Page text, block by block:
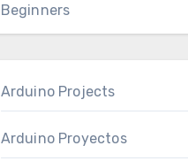
Beginners
Arduino Projects
Arduino Proyectos